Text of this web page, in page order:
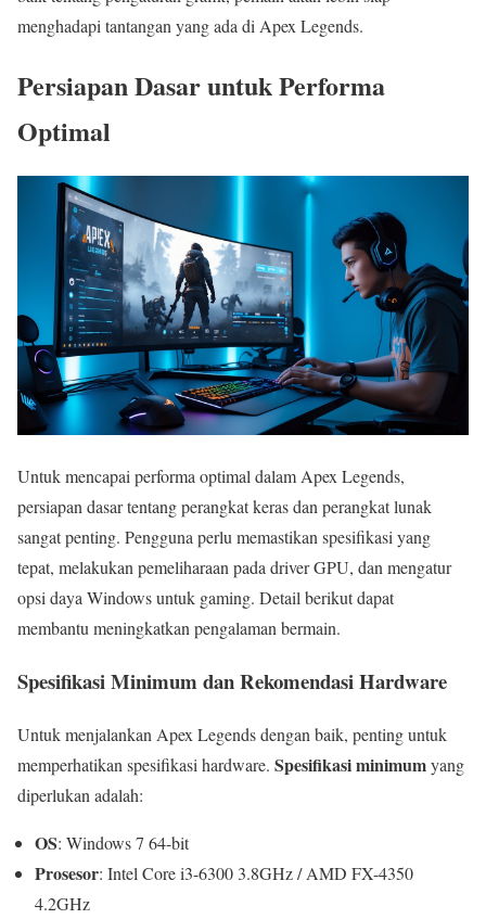
menghadapi tantangan yang ada di Apex Legends.
Persiapan Dasar untuk Performa
Optimal
Untuk mencapai performa optimal dalam Apex Legends,
persiapan dasar tentang perangkat keras dan perangkat lunak
sangat penting. Pengguna perlu memastikan spesifikasi yang
tepat, melakukan pemeliharaan pada driver GPU, dan mengatur
opsi daya Windows untuk gaming. Detail berikut dapat
membantu meningkatkan pengalaman bermain.
Spesifikasi Minimum dan Rekomendasi Hardware
Untuk menjalankan Apex Legends dengan baik, penting untuk
memperhatikan spesifikasi hardware. Spesifikasi minimumyang
diperlukan adalah:
OS: Windows 7 64-bit
Prosesor: Intel Core i3-6300 3.8GHz / AMD FX-4350
4.2GHz